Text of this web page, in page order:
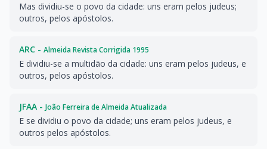
Mas dividiu-se o povo da cidade: uns eram pelos judeus;
outros, pelos apóstolos.
ARC - Almeida Revista Corrigida 1995
E dividiu-se a multidão da cidade: uns eram pelos judeus, e
outros, pelos apóstolos.
JFAA - João Ferreira de Almeida Atualizada
E se dividiu o povo da cidade; uns eram pelos judeus, e
outros pelos apóstolos.